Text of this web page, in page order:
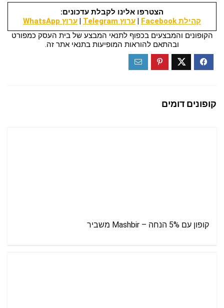
הצטרפו אלינו לקבלת עדכונים:
קהילת Facebook
| ערוץ Telegram | ערוץ WhatsApp
הקופונים והמבצעים בכפוף לתנאי המבצע של בית העסק כמפורט
ובהתאם להוראות המופיעות בתנאי אתר זה.
קופונים דומים
קופון עם 5% הנחה – Mashbir משביר